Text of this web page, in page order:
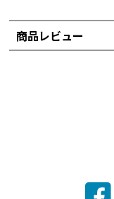
商品レビュー